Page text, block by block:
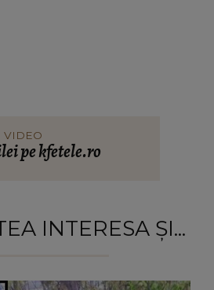
VIDEO
pe kfetele.ro
INTERESA ȘI...